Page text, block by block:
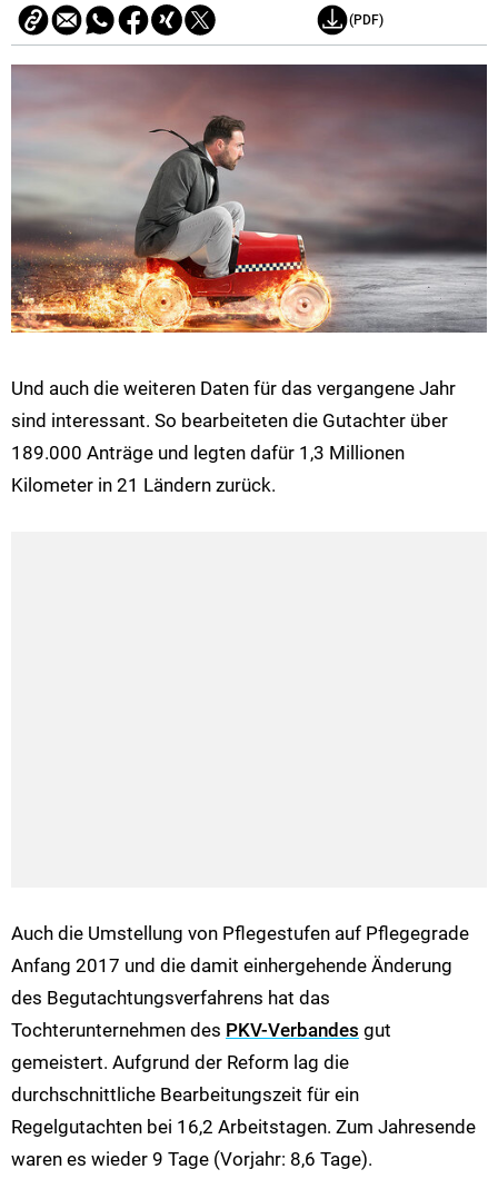
(PDF)
Und auch die weiteren Daten für das vergangene Jahr
sind interessant. So bearbeiteten die Gutachter über
189.000 Anträge und legten dafür 1,3 Millionen
Kilometer in 21 Ländern zurück.
Auch die Umstellung von Pflegestufen auf Pflegegrade
Anfang 2017 und die damit einhergehende Änderung
des Begutachtungsverfahrens hat das
Tochterunternehmen des PKV-Verbandes gut
gemeistert. Aufgrund der Reform lag die
durchschnittliche Bearbeitungszeit für ein
Regelgutachten bei 16,2 Arbeitstagen. Zum Jahresende
waren es wieder 9 Tage (Vorjahr: 8,6 Tage).